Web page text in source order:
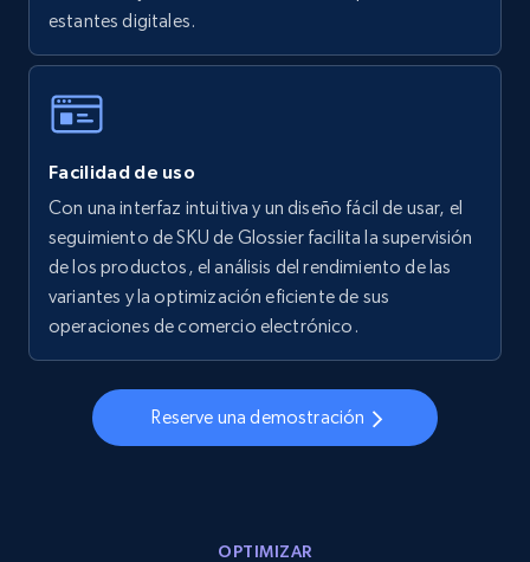
specific keywords
Specifications, Image urls, Top reviews, and
more.
5.6K+ 875+ Comenzar ahora
Walmart - products - Discover products by
using sku numbers
URL, Final price, Sku, Currency, Gtin,
estantes digitales.
Facilidad de uso
Con una interfaz intuitiva y un diseño fácil de usar, el
seguimiento de SKU de Glossier facilita la supervisión
de los productos, el análisis del rendimiento de las
variantes y la optimización eficiente de sus
operaciones de comercio electrónico.
Reserve una demostración
OPTIMIZAR